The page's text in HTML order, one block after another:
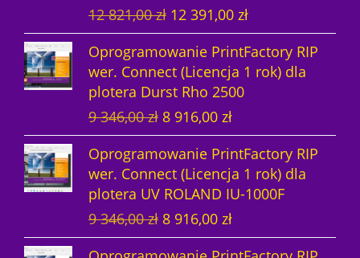
o
i
:
1
5
2
9
9
,
i
:
6
9
,
n
a
w
y
n
o
i
ł
:
1
a
w
y
n
i
:
1
6
t
n
a
c
e
n
a
w
y
n
o
n
a
c
e
w
y
n
o
i
12 821,00zł P
i
e
r
w
o
t
n
a
c
e
n
12 391,00 złA
k
t
u
n
a
c
e
a
Oprogramowanie PrintFactory RIP
wer. Connect (Licencja 1 rok) dla
plotera Durst Rho 2500
9 346,00zł P
i
e
r
w
o
t
8 916,00 złA
k
t
u
a
l
n
Oprogramowanie PrintFactory RIP
wer. Connect (Licencja 1 rok) dla
plotera UV ROLAND IU-1000F
9 346,00zł P
i
8 916,00 złA
k